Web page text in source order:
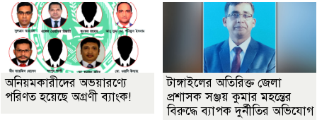
অনিয়মকারীদের অভয়ারণ্যে
পরিণত হয়েছে অগ্রণী ব্যাংক!
টাঙ্গাইলের অতিরিক্ত জেলা
প্রশাসক সঞ্জয় কুমার মহন্তের
বিরুদ্ধে ব্যাপক দুর্নীতির অভিযোগ